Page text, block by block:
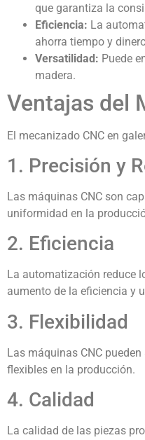
que garantiza la
Eficiencia: La
ahorra tiempo y
Versatilidad: Puede
madera.
Ventajas del
El mecanizado CNC en
1. Precisión y
Las máquinas CNC son
uniformidad en la
2. Eficiencia
La automatización reduce
aumento de la eficiencia y
3. Flexibilidad
Las máquinas CNC
flexibles en la producción.
4. Calidad
La calidad de las piezas